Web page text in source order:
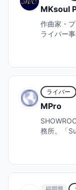
MKsoul
作曲家・
ライバー
ライバー
MPro
務所。「